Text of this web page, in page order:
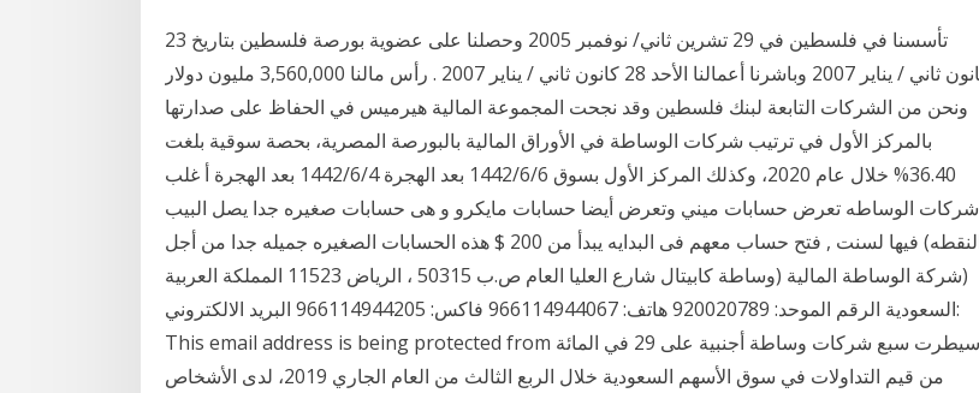
تأسسنا في فلسطين في 29 تشرين ثاني/ نوفمبر 2005 وحصلنا على عضوية بورصة فلسطين بتاريخ 23
كانون ثاني / يناير 2007 وباشرنا أعمالنا الأحد 28 كانون ثاني / يناير 2007 . رأس مالنا 3,560,000 مليون دولار
ونحن من الشركات التابعة لبنك فلسطين وقد نجحت المجموعة المالية هيرميس في الحفاظ على صدارتها
بالمركز الأول في ترتيب شركات الوساطة في الأوراق المالية بالبورصة المصرية، بحصة سوقية بلغت
36.40% خلال عام 2020، وكذلك المركز الأول بسوق 6‏‏/6‏‏/1442 بعد الهجرة 4‏‏/6‏‏/1442 بعد الهجرة أ غلب
شركات الوساطه تعرض حسابات ميني وتعرض أيضا حسابات مايكرو و هى حسابات صغيره جدا يصل البيب
(النقطه) فيها لسنت , فتح حساب معهم فى البدايه يبدأ من 200 $ هذه الحسابات الصغيره جميله جدا من أجل
(شركة الوساطة المالية (وساطة كابيتال شارع العليا العام ص.ب 50315 ، الرياض 11523 المملكة العربية
السعودية الرقم الموحد: 920020789 هاتف: 966114944067 فاكس: 966114944205 البريد الالكتروني:
This email address is being protected from سيطرت سبع شركات وساطة أجنبية على 29 في المائة
من قيم التداولات في سوق الأسهم السعودية خلال الربع الثالث من العام الجاري 2019، لدى الأشخاص